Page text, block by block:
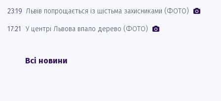
23:19 Львів попрощається із шістьма захисниками (ФОТО)
17:21 У центрі Львова впало дерево (ФОТО)
Всі новини